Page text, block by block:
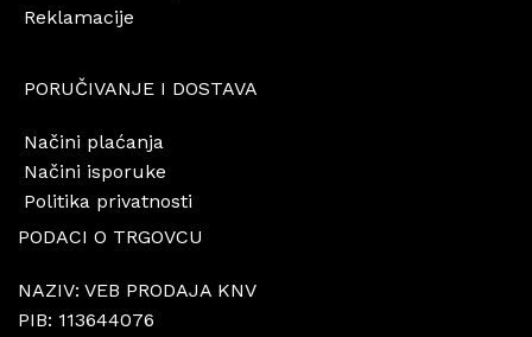
Reklamacije
PORUČIVANJE I DOSTAVA
Načini plaćanja
Načini isporuke
Politika privatnosti
PODACI O TRGOVCU
NAZIV: VEB PRODAJA KNV
PIB: 113644076